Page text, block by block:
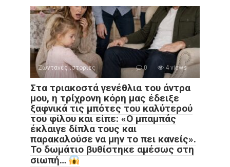
Ζωντανές ιστορίες 0 4 views
Στα τριακοστά γενέθλια του άντρα
μου, η τρίχρονη κόρη μας έδειξε
ξαφνικά τις μπότες του καλύτερού
του φίλου και είπε: «Ο μπαμπάς
έκλαιγε δίπλα τους και
παρακαλούσε να μην το πει κανείς».
Το δωμάτιο βυθίστηκε αμέσως στη
σιωπή…